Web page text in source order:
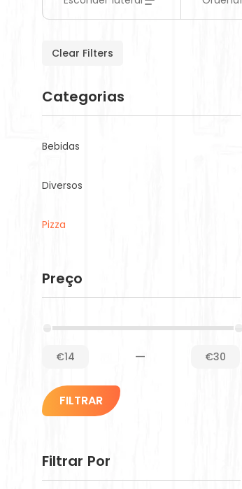
Clear Filters
Categorias
Bebidas
Diversos
Pizza
Preço
€14 — €30
FILTRAR
Filtrar Por